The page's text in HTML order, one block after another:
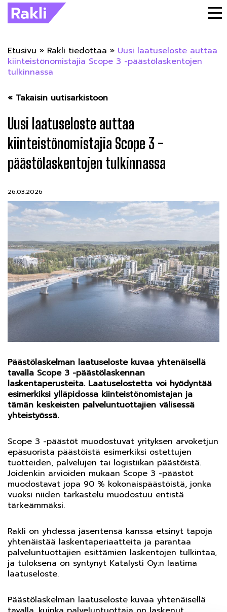
Etusivu » Rakli tiedottaa » Uusi laatuseloste auttaa
kiinteistönomistajia Scope 3 -päästölaskentojen
tulkinnassa
« Takaisin uutisarkistoon
Uusi laatuseloste auttaa
kiinteistönomistajia Scope 3 -
päästölaskentojen tulkinnassa
26.03.2026
Päästölaskelman laatuseloste kuvaa yhtenäisellä
tavalla Scope 3 -päästölaskennan
laskentaperusteita. Laatuselostetta voi hyödyntää
esimerkiksi ylläpidossa kiinteistönomistajan ja
tämän keskeisten palveluntuottajien välisessä
yhteistyössä.
Scope 3 -päästöt muodostuvat yrityksen arvoketjun
epäsuorista päästöistä esimerkiksi ostettujen
tuotteiden, palvelujen tai logistiikan päästöistä.
Joidenkin arvioiden mukaan Scope 3 -päästöt
muodostavat jopa 90 % kokonaispäästöistä, jonka
vuoksi niiden tarkastelu muodostuu entistä
tärkeämmäksi.
Rakli on yhdessä jäsentensä kanssa etsinyt tapoja
yhtenäistää laskentaperiaatteita ja parantaa
palveluntuottajien esittämien laskentojen tulkintaa,
ja tuloksena on syntynyt Katalysti Oy:n laatima
laatuseloste.
Päästölaskelman laatuseloste kuvaa yhtenäisellä